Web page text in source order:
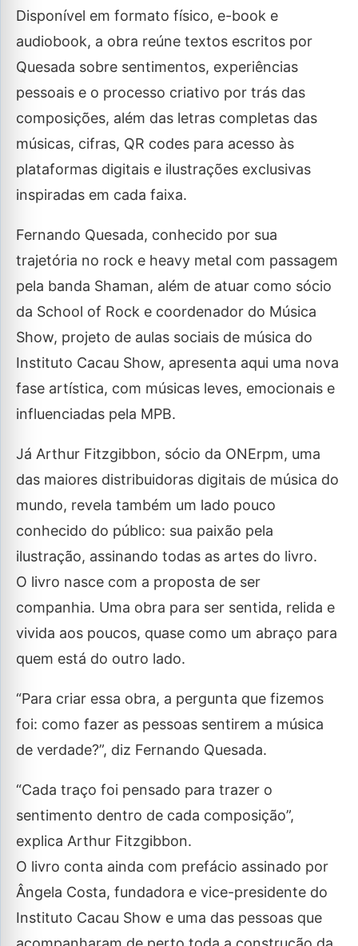
Disponível em formato físico, e-book e
audiobook, a obra reúne textos escritos por
Quesada sobre sentimentos, experiências
pessoais e o processo criativo por trás das
composições, além das letras completas das
músicas, cifras, QR codes para acesso às
plataformas digitais e ilustrações exclusivas
inspiradas em cada faixa.
Fernando Quesada, conhecido por sua
trajetória no rock e heavy metal com passagem
pela banda Shaman, além de atuar como sócio
da School of Rock e coordenador do Música
Show, projeto de aulas sociais de música do
Instituto Cacau Show, apresenta aqui uma nova
fase artística, com músicas leves, emocionais e
influenciadas pela MPB.
Já Arthur Fitzgibbon, sócio da ONErpm, uma
das maiores distribuidoras digitais de música do
mundo, revela também um lado pouco
conhecido do público: sua paixão pela
ilustração, assinando todas as artes do livro.
O livro nasce com a proposta de ser
companhia. Uma obra para ser sentida, relida e
vivida aos poucos, quase como um abraço para
quem está do outro lado.
“Para criar essa obra, a pergunta que fizemos
foi: como fazer as pessoas sentirem a música
de verdade?”, diz Fernando Quesada.
“Cada traço foi pensado para trazer o
sentimento dentro de cada composição”,
explica Arthur Fitzgibbon.
O livro conta ainda com prefácio assinado por
Ângela Costa, fundadora e vice-presidente do
Instituto Cacau Show e uma das pessoas que